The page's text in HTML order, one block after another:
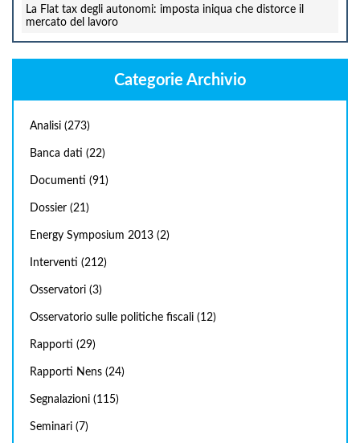
La Flat tax degli autonomi: imposta iniqua che distorce il
mercato del lavoro
Categorie Archivio
Analisi (273)
Banca dati (22)
Documenti (91)
Dossier (21)
Energy Symposium 2013 (2)
Interventi (212)
Osservatori (3)
Osservatorio sulle politiche fiscali (12)
Rapporti (29)
Rapporti Nens (24)
Segnalazioni (115)
Seminari (7)